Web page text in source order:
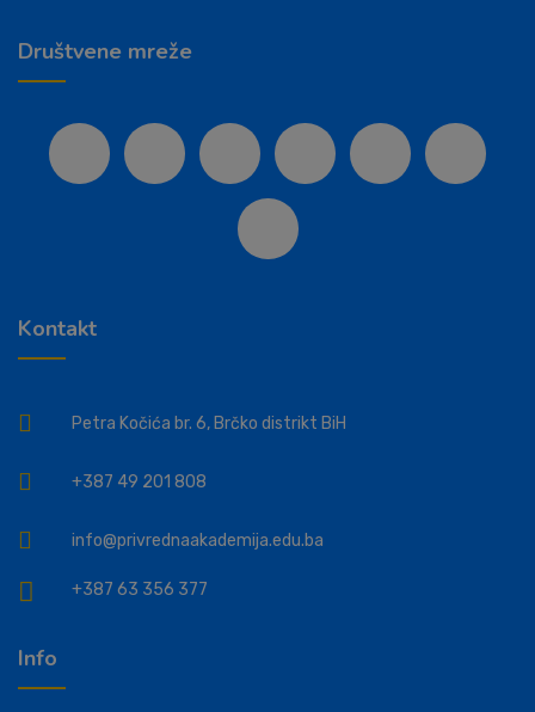
Društvene mreže
Kontakt
Petra Kočića br. 6, Brčko distrikt BiH
+387 49 201 808
info@privrednaakademija.edu.ba
+387 63 356 377
Info